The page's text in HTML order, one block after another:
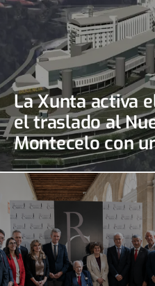
La Xunta activa
el traslado al
Montecelo con
690.000 euros